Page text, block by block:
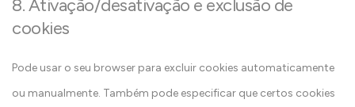
8. Ativação/desativação e exclusão de
cookies
Pode usar o seu browser para excluir cookies automaticamente
ou manualmente. Também pode especificar que certos cookies